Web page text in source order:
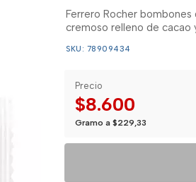
Ferrero Rocher
cremoso relleno de cacao
SKU: 78909434
Precio
$8.600
Gramo a $229,33